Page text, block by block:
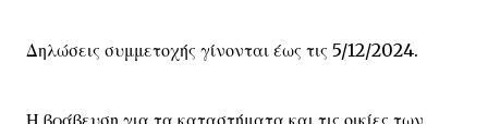
Δηλώσεις συμμετοχής γίνονται έως τις 5/12/2024.
Η βράβευση για τα καταστήματα και τις οικίες των